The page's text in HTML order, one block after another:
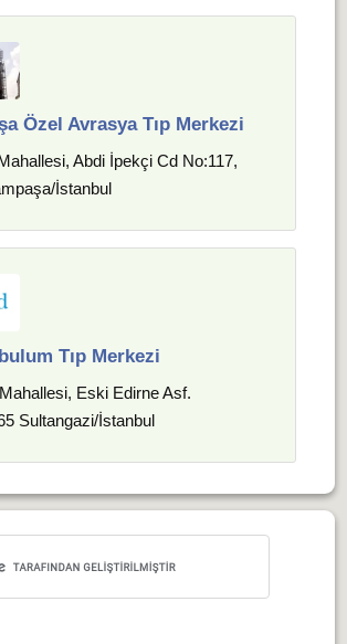
Özel Avrasya Tıp Merkezi
Abdi İpekçi Cd No:117,
İstanbul
Tıp Merkezi
Eski Edirne Asf.
Sultangazi/İstanbul